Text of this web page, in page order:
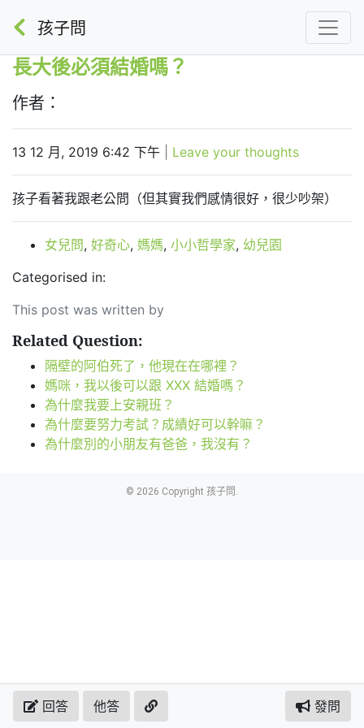
孩子問
長大後必須結婚嗎？
作者：
13 12 月, 2019 6:42 下午 Leave your thoughts
孩子看著我跟老公問（但其實我們感情很好，很少吵架）
女兒問, 好奇心, 媽媽, 小小哲學家, 幼兒園
Categorised in:
This post was written by
Related Question:
隔壁的阿伯死了，他現在在哪裡？
媽咪，我以後可以跟 XXX 結婚嗎？
為什麼我要上安親班？
為什麼要努力考試？成績好可以幹嘛？
為什麼別的小朋友有爸爸，我沒有？
© 2026 Copyright 孩子問.
回答 他答 發問